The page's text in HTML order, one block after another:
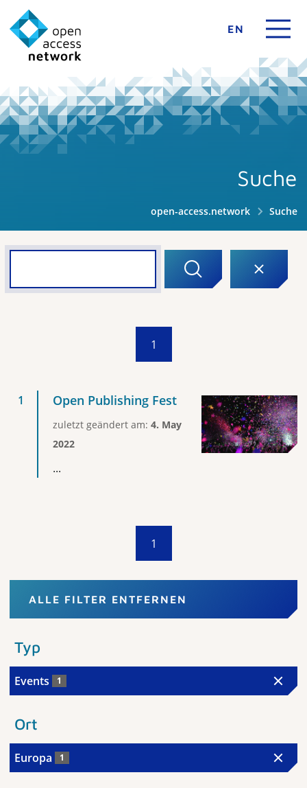
EN
Suche
open-access.network Suche
1
Open Publishing Fest
zuletzt geändert am: 4. May
2022
...
1
ALLE FILTER ENTFERNEN
Typ
Events 1
Ort
Europa 1